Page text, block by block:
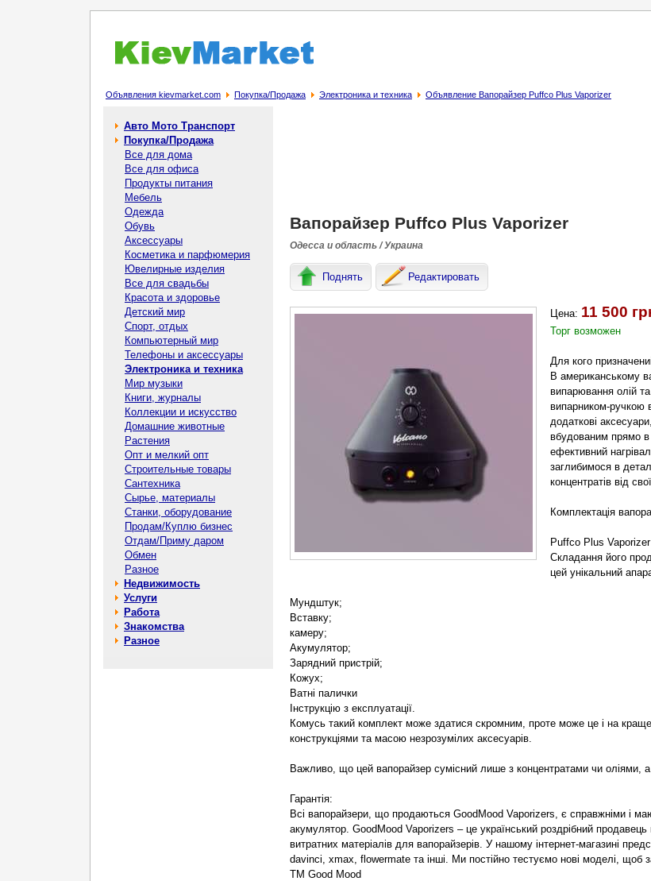
Объявления kievmarket.com Покупка/Продажа Электроника и техника Объявление Вапорайзер Puffco Plus Vaporizer
Авто Мото Транспорт
Покупка/Продажа
Все для дома
Все для офиса
Продукты питания
Мебель
Одежда
Обувь
Аксессуары
Косметика и парфюмерия
Ювелирные изделия
Все для свадьбы
Красота и здоровье
Детский мир
Спорт, отдых
Компьютерный мир
Телефоны и аксессуары
Электроника и техника
Мир музыки
Книги, журналы
Коллекции и искусство
Домашние животные
Растения
Опт и мелкий опт
Строительные товары
Сантехника
Сырье, материалы
Станки, оборудование
Продам/Куплю бизнес
Отдам/Приму даром
Обмен
Разное
Недвижимость
Услуги
Работа
Знакомства
Разное
Вапорайзер Puffco Plus Vaporizer
Одесса и область / Украина
Поднять Редактировать
Цена: 11 500
Торг возможен
Для кого
В американському
випарювання олій
випарником-ручкою
додаткові
вбудованим прямо
ефективний
заглибимося в
концентратів від
Комплектація
Puffco Plus
Складання його
цей унікальний
Мундштук;
Вставку;
камеру;
Акумулятор;
Зарядний пристрій;
Кожух;
Ватні палички
Інструкцію з експлуатації.
Комусь такий комплект може здатися скромним, проте може це і на
конструкціями та масою незрозумілих аксесуарів.
Важливо, що цей вапорайзер сумісний лише з концентратами чи оліями,
Гарантія:
Всі вапорайзери, що продаються GoodMood Vaporizers, є справжніми і
акумулятор. GoodMood Vaporizers – це український роздрібний
витратних матеріалів для вапорайзерів. У нашому інтернет-магазині
davinci, xmax, flowermate та інші. Ми постійно тестуємо нові моделі, щоб
TM Good Mood